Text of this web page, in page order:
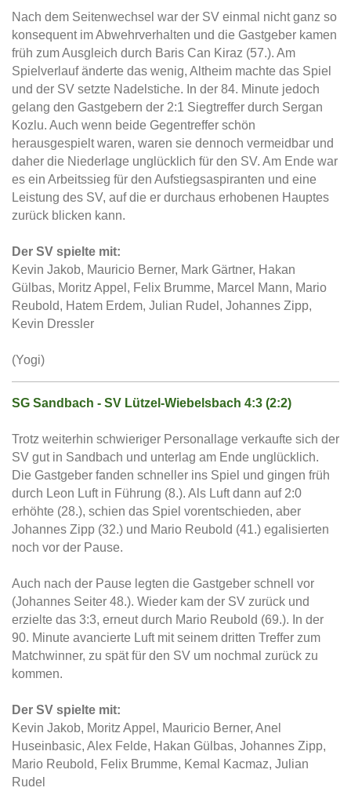
Nach dem Seitenwechsel war der SV einmal nicht ganz so
konsequent im Abwehrverhalten und die Gastgeber kamen
früh zum Ausgleich durch Baris Can Kiraz (57.). Am
Spielverlauf änderte das wenig, Altheim machte das Spiel
und der SV setzte Nadelstiche. In der 84. Minute jedoch
gelang den Gastgebern der 2:1 Siegtreffer durch Sergan
Kozlu. Auch wenn beide Gegentreffer schön
herausgespielt waren, waren sie dennoch vermeidbar und
daher die Niederlage unglücklich für den SV. Am Ende war
es ein Arbeitssieg für den Aufstiegsaspiranten und eine
Leistung des SV, auf die er durchaus erhobenen Hauptes
zurück blicken kann.
Der SV spielte mit:
Kevin Jakob, Mauricio Berner, Mark Gärtner, Hakan
Gülbas, Moritz Appel, Felix Brumme, Marcel Mann, Mario
Reubold, Hatem Erdem, Julian Rudel, Johannes Zipp,
Kevin Dressler
(Yogi)
SG Sandbach - SV Lützel-Wiebelsbach 4:3 (2:2)
Trotz weiterhin schwieriger Personallage verkaufte sich der
SV gut in Sandbach und unterlag am Ende unglücklich.
Die Gastgeber fanden schneller ins Spiel und gingen früh
durch Leon Luft in Führung (8.). Als Luft dann auf 2:0
erhöhte (28.), schien das Spiel vorentschieden, aber
Johannes Zipp (32.) und Mario Reubold (41.) egalisierten
noch vor der Pause.
Auch nach der Pause legten die Gastgeber schnell vor
(Johannes Seiter 48.). Wieder kam der SV zurück und
erzielte das 3:3, erneut durch Mario Reubold (69.). In der
90. Minute avancierte Luft mit seinem dritten Treffer zum
Matchwinner, zu spät für den SV um nochmal zurück zu
kommen.
Der SV spielte mit:
Kevin Jakob, Moritz Appel, Mauricio Berner, Anel
Huseinbasic, Alex Felde, Hakan Gülbas, Johannes Zipp,
Mario Reubold, Felix Brumme, Kemal Kacmaz, Julian
Rudel